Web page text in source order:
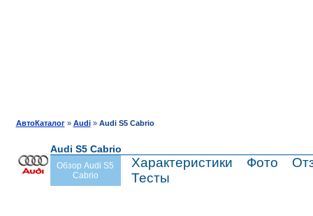
ПРОДАЖА
АвтоКаталог» Audi» Audi S5 Cabrio
Audi S5 Cabrio
Обзор Audi S5
Cabrio
Характеристики Фото
Тесты